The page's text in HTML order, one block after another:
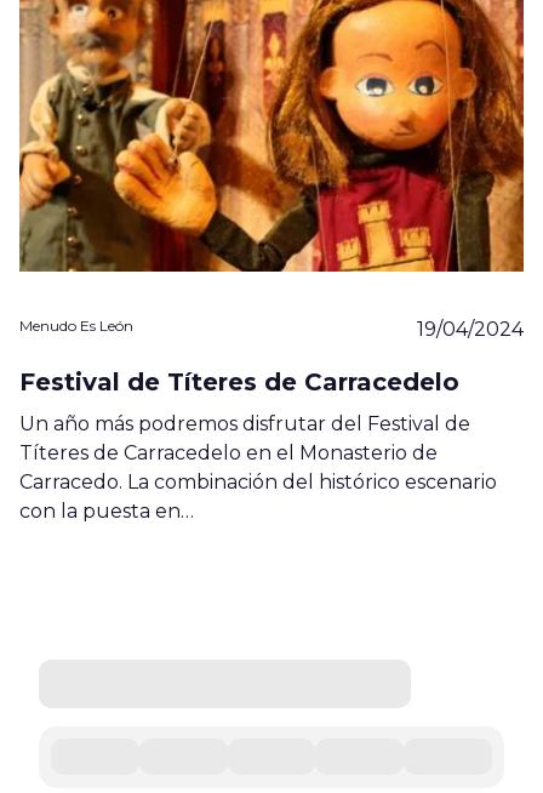
Menudo Es León 19/04/2024
Festival de Títeres de Carracedelo
Un año más podremos disfrutar del Festival de
Títeres de Carracedelo en el Monasterio de
Carracedo. La combinación del histórico escenario
con la puesta en…